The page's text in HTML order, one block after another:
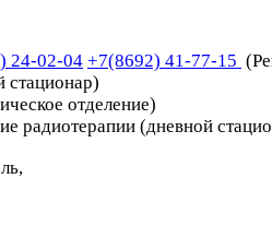
24-02-04 +7(8692) 41-77-15
стационар)
отделение)
радиотерапии (дневной